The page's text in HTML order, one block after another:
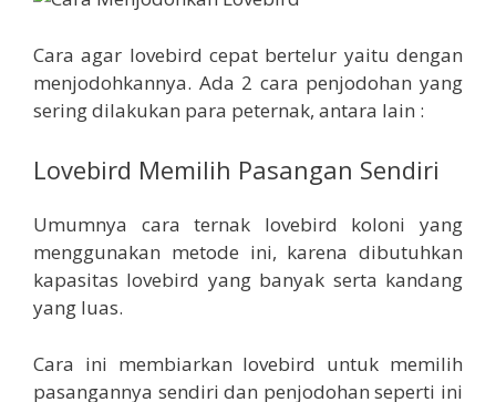
Cara agar lovebird cepat bertelur yaitu dengan
menjodohkannya. Ada 2 cara penjodohan yang
sering dilakukan para peternak, antara lain :
Lovebird Memilih Pasangan Sendiri
Umumnya cara ternak lovebird koloni yang
menggunakan metode ini, karena dibutuhkan
kapasitas lovebird yang banyak serta kandang
yang luas.
Cara ini membiarkan lovebird untuk memilih
pasangannya sendiri dan penjodohan seperti ini